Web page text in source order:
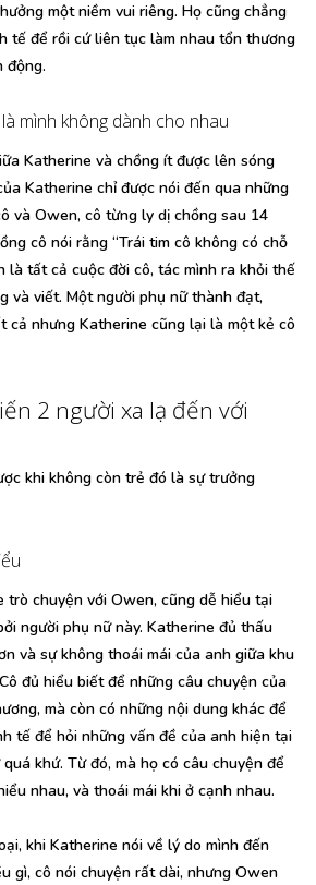
một niềm vui riêng. Họ cũng chẳng
tế để rồi cứ liên tục làm nhau tổn thương
động.
mình không dành cho nhau
Katherine và chồng ít được lên sóng
Katherine chỉ được nói đến qua những
và Owen, cô từng ly dị chồng sau 14
cô nói rằng “Trái tim cô không có chỗ
là tất cả cuộc đời cô, tác mình ra khỏi thế
và viết. Một người phụ nữ thành đạt,
cả nhưng Katherine cũng lại là một kẻ cô
2 người xa lạ đến với
khi không còn trẻ đó là sự trưởng
trò chuyện với Owen, cũng dễ hiểu tại
người phụ nữ này. Katherine đủ thấu
và sự không thoái mái của anh giữa khu
đủ hiểu biết để những câu chuyện của
mà còn có những nội dung khác để
tế để hỏi những vấn đề của anh hiện tại
khứ. Từ đó, mà họ có câu chuyện để
nhau, và thoái mái khi ở cạnh nhau.
khi Katherine nói về lý do mình đến
gì, cô nói chuyện rất dài, nhưng Owen